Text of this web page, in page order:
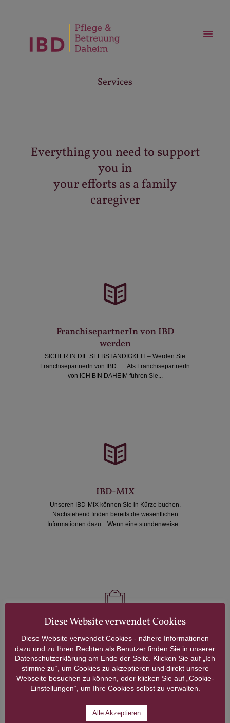
Services
Everything you need to support
you in
your efforts as a family
caregiver
FranchisepartnerIn von IBD
werden
SICHER IN DIE SELBSTÄNDIGKEIT – Werden Sie
FranchisepartnerIn von IBD Als FranchisepartnerIn
von ICH BIN DAHEIM führen Sie...
IBD-MIX
Unseren IBD-MIX können Sie in Kürze buchen.
Nachstehend finden bereits die wesentlichen
Informationen dazu. Wenn eine stundenweise...
24-Stunden-Betreuung
Nicht immer reicht eine stundenweise Pflege und
Betreuung für eine sichere und optimale Betreuung
zu Hause aus.
Diese Website verwendet Cookies
Diese Website verwendet Cookies - nähere Informationen
dazu und zu Ihren Rechten als Benutzer finden Sie in unserer
Datenschutzerklärung am Ende der Seite. Klicken Sie auf „Ich
stimme zu“, um Cookies zu akzeptieren und direkt unsere
Webseite besuchen zu können, oder klicken Sie auf „Cookie-
Einstellungen“, um Ihre Cookies selbst zu verwalten.
Alle Akzeptieren